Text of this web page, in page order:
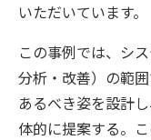
いただいています。
この事例では、シ
分析・改善）の範
あるべき姿を設計
体的に提案する。